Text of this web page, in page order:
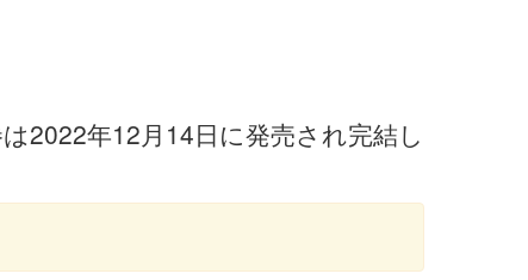
2022年12月14日に発売され完結し